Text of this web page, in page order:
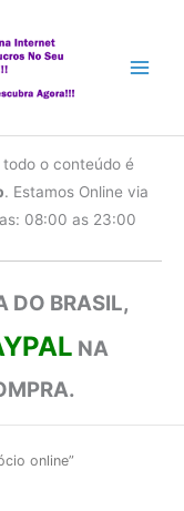
o conteúdo é
. Estamos Online via
08:00 as 23:00
DO BRASIL,
NA
online”